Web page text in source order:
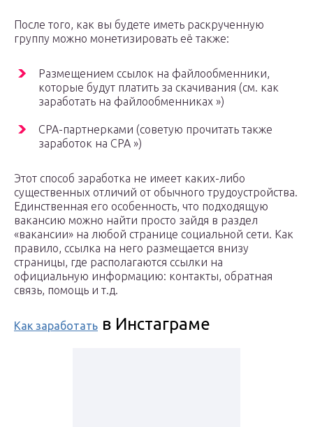
После того, как вы будете иметь раскрученную
группу можно монетизировать её также:
Размещением ссылок на файлообменники,
которые будут платить за скачивания (см. как
заработать на файлообменниках »)
CPA-партнерками (советую прочитать также
заработок на CPA »)
Этот способ заработка не имеет каких-либо
существенных отличий от обычного трудоустройства.
Единственная его особенность, что подходящую
вакансию можно найти просто зайдя в раздел
«вакансии» на любой странице социальной сети. Как
правило, ссылка на него размещается внизу
страницы, где располагаются ссылки на
официальную информацию: контакты, обратная
связь, помощь и т.д.
Как заработать в Инстаграме